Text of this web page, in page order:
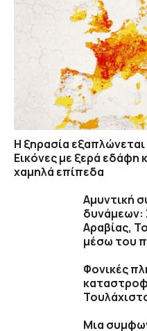
Η ξηρασία
Εικόνες με ξερά εδάφη
χαμηλά επίπεδα
Αμυντική
δυνάμεων:
Αραβίας,
μέσω του
Φονικές
Μια